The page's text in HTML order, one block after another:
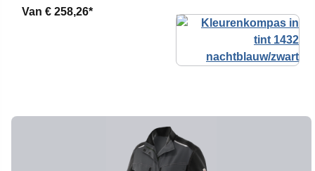
Van € 258,26*